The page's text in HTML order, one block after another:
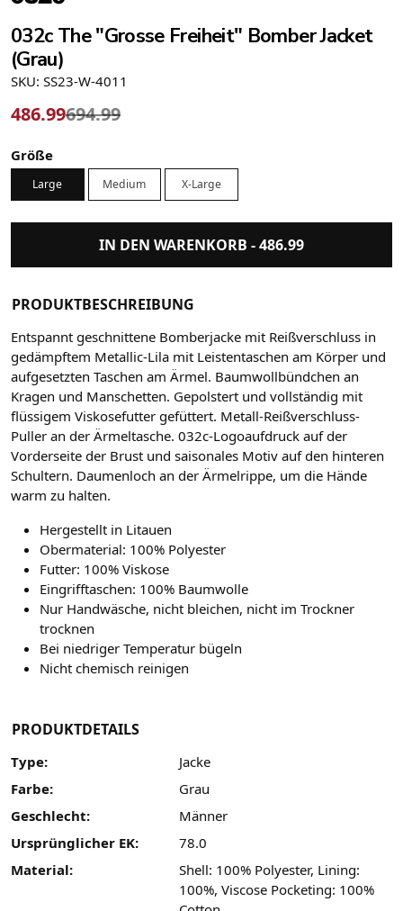
032c The "Grosse Freiheit" Bomber Jacket
(Grau)
SKU: SS23-W-4011
486.99694.99
Größe
Large Medium X-Large
IN DEN WARENKORB -486.99
PRODUKTBESCHREIBUNG
Entspannt geschnittene Bomberjacke mit Reißverschluss in
gedämpftem Metallic-Lila mit Leistentaschen am Körper und
aufgesetzten Taschen am Ärmel. Baumwollbündchen an
Kragen und Manschetten. Gepolstert und vollständig mit
flüssigem Viskosefutter gefüttert. Metall-Reißverschluss-
Puller an der Ärmeltasche. 032c-Logoaufdruck auf der
Vorderseite der Brust und saisonales Motiv auf den hinteren
Schultern. Daumenloch an der Ärmelrippe, um die Hände
warm zu halten.
Hergestellt in Litauen
Obermaterial: 100% Polyester
Futter: 100% Viskose
Eingrifftaschen: 100% Baumwolle
Nur Handwäsche, nicht bleichen, nicht im Trockner
trocknen
Bei niedriger Temperatur bügeln
Nicht chemisch reinigen
PRODUKTDETAILS
Type:
Jacke
Farbe:
Grau
Geschlecht:
Männer
Ursprünglicher EK:
78.0
Material:
Shell: 100% Polyester, Lining:
100%, Viscose Pocketing: 100%